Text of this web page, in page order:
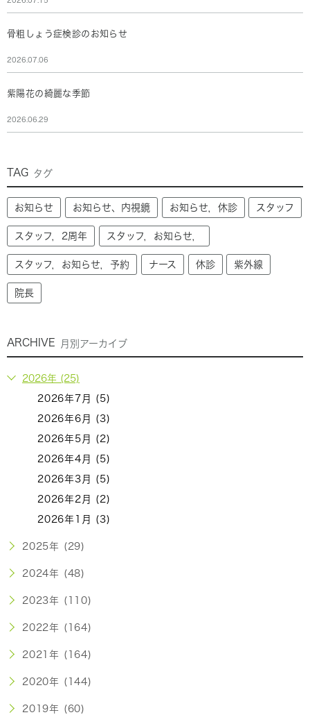
骨粗しょう症検診のお知らせ
2026.07.06
紫陽花の綺麗な季節
2026.06.29
TAG タグ
お知らせ お知らせ、内視鏡 お知らせ，休診 スタッフ
スタッフ，2周年 スタッフ，お知らせ，
スタッフ，お知らせ，予約 ナース 休診 紫外線
院長
ARCHIVE 月別アーカイブ
2026年 (25)
2026年7月 (5)
2026年6月 (3)
2026年5月 (2)
2026年4月 (5)
2026年3月 (5)
2026年2月 (2)
2026年1月 (3)
2025年 (29)
2024年 (48)
2023年 (110)
2022年 (164)
2021年 (164)
2020年 (144)
2019年 (60)